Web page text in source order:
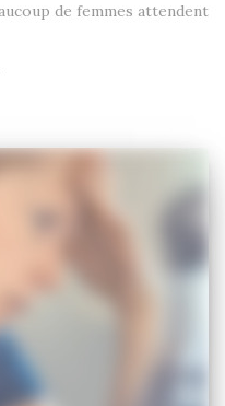
de femmes attendent